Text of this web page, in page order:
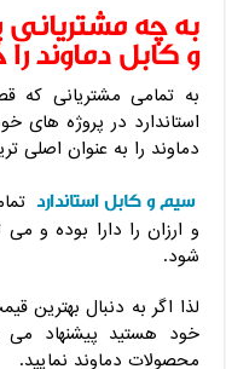
به چه
و کابل دماوند را
به تمامی مشتریانی که
استاندارد در پروژه های
دماوند را به عنوان اصلی
سیم و کابل استاندارد
و ارزان را دارا بوده و
شود.
لذا اگر به دنبال بهترین
خود هستید پیشنهاد
محصولات دماوند نمایید.